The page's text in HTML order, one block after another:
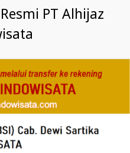
PT Alhijaz